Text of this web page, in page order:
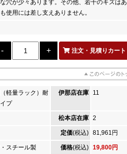
穴が少々あります。その他、若干のキズはあ
使用には差し支えありません。
注文・見積りカート
軽量ラック）耐
プ
伊那店在庫 11
松本店在庫 2
定価(税込) 81,961円
スチール製 価格(税込) 19,800円